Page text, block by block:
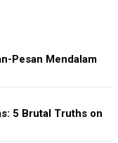
Pesan Mendalam
5 Brutal Truths on